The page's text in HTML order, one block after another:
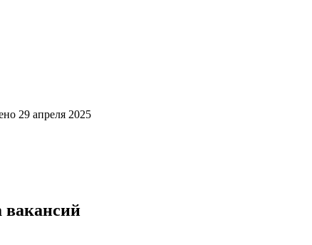
29 апреля 2025